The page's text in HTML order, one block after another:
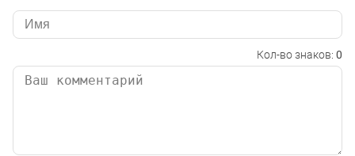
Кол-во знаков: 0